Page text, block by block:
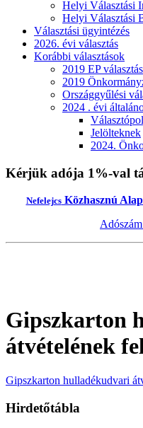
Helyi Választási
Helyi Választási
Választási ügyintézés
2026. évi választás
Korábbi választások
2019 EP választás
2019
Országgyűlési
2024 . évi
Jelölteknek
2024.
Kérjük adója 1%-val
NefelejcsKözhasznú
Gipszkarton
átvételének
Gipszkarton hulladékudvari
Hirdetőtábla